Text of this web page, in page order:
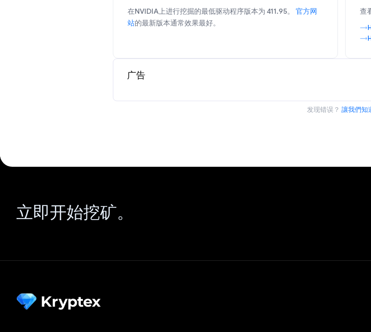
在NVIDIA上进行挖掘的最低驱动程序版本为 411.95。 官方网
站的最新版本通常效果最好。
查
广告
发现错误？ 讓我們知
立即开始挖矿。